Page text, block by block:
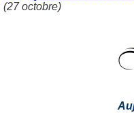
(27 octobre)